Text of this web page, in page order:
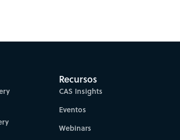
Recursos
CAS Insights
Eventos
Webinars